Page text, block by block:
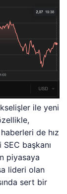
ile yeni
de hız
SEC başkanı
piyasaya
lideri olan
sert bir